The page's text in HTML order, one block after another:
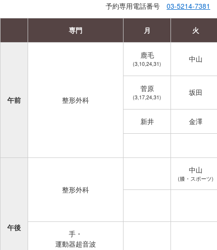
予約専用電話番号 03-5214-7381
専門 月 火
午前 整形外科
鹿毛
(3,10,24,31)
中山
菅原
(3,17,24,31)
坂田
新井 金澤
午後
整形外科
中山
(膝・スポーツ)
手・
運動器超音波